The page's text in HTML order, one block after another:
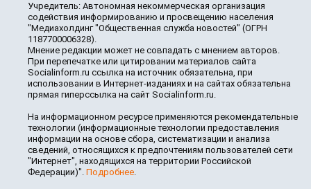
Учредитель: Автономная некоммерческая организация
содействия информированию и просвещению населения
"Медиахолдинг "Общественная служба новостей" (ОГРН
1187700006328).
Мнение редакции может не совпадать с мнением авторов.
При перепечатке или цитировании материалов сайта
Socialinform.ru ссылка на источник обязательна, при
использовании в Интернет-изданиях и на сайтах обязательна
прямая гиперссылка на сайт Socialinform.ru.
На информационном ресурсе применяются рекомендательные
технологии (информационные технологии предоставления
информации на основе сбора, систематизации и анализа
сведений, относящихся к предпочтениям пользователей сети
"Интернет", находящихся на территории Российской
Федерации)". Подробнее.